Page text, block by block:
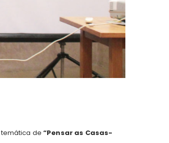
temática de“Pensar as Casas-